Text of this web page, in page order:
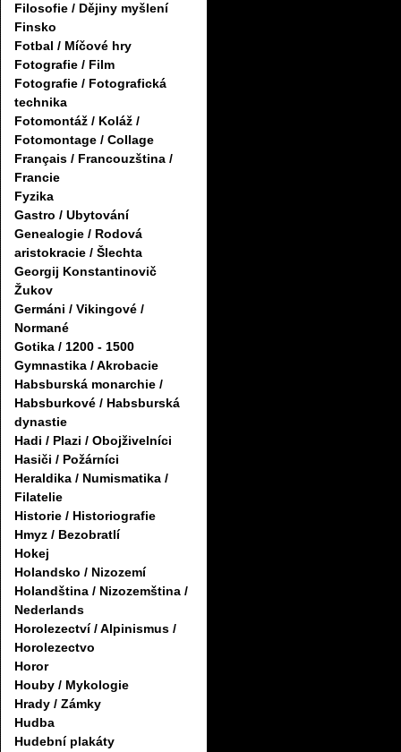
Filosofie / Dějiny myšlení
Finsko
Fotbal / Míčové hry
Fotografie / Film
Fotografie / Fotografická
technika
Fotomontáž / Koláž /
Fotomontage / Collage
Français / Francouzština /
Francie
Fyzika
Gastro / Ubytování
Genealogie / Rodová
aristokracie / Šlechta
Georgij Konstantinovič
Žukov
Germáni / Vikingové /
Normané
Gotika / 1200 - 1500
Gymnastika / Akrobacie
Habsburská monarchie /
Habsburkové / Habsburská
dynastie
Hadi / Plazi / Obojživelníci
Hasiči / Požárníci
Heraldika / Numismatika /
Filatelie
Historie / Historiografie
Hmyz / Bezobratlí
Hokej
Holandsko / Nizozemí
Holandština / Nizozemština /
Nederlands
Horolezectví / Alpinismus /
Horolezectvo
Horor
Houby / Mykologie
Hrady / Zámky
Hudba
Hudební plakáty